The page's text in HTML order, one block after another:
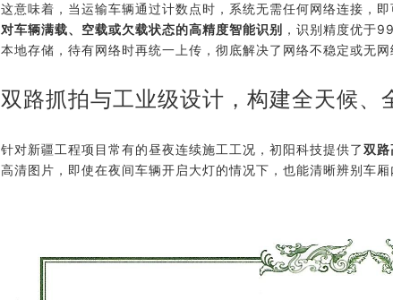
这意味着，当运输车辆通过计数点时，系统无需任何网络连接，
对车辆满载、空载或欠载状态的高精度智能识别 ，识别精度优于
本地存储，待有网络时再统一上传，彻底解决了网络不稳定或无网
双路抓拍与工业级设计，构建全天候、
针对新疆工程项目常有的昼夜连续施工工况，初阳科技提供了双路
高清图片，即使在夜间车辆开启大灯的情况下，也能清晰辨别车